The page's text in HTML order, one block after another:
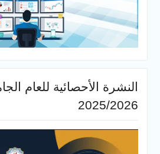
النشرة الأحصائية للعام
2025/2026